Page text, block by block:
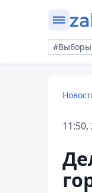
#Выборы
11:50,